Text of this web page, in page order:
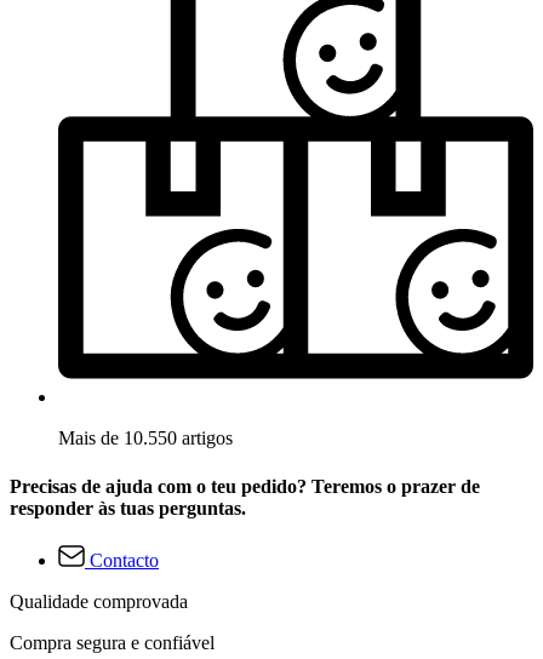
Mais de 10.550 artigos
Precisas de ajuda com o teu pedido? Teremos o prazer de
responder às tuas perguntas.
Contacto
Qualidade comprovada
Compra segura e confiável